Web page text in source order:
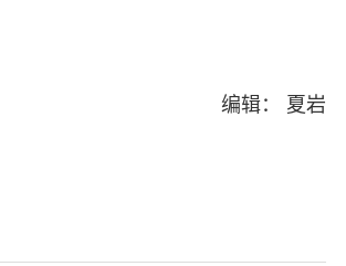
编辑： 夏岩